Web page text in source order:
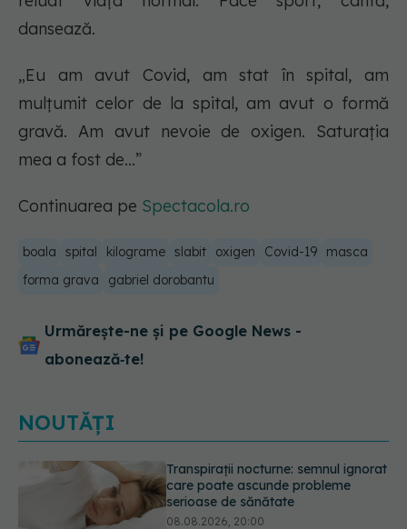
dansează.
„Eu am avut Covid, am stat în spital, am
mulțumit celor de la spital, am avut o formă
gravă. Am avut nevoie de oxigen. Saturația
mea a fost de...”
Continuarea pe Spectacola.ro
boala spital kilograme slabit oxigen Covid-19
masca
forma grava
gabriel dorobantu
Urmărește-ne și pe Google News -
abonează‑te!
NOUTĂȚI
Ce poți mânca și ce trebuie să eviți
dacă ai gastrită: exemplu de meniu
care reduce inflamația stomacului